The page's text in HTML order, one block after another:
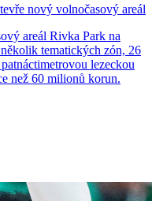
nový volnočasový areál
areál Rivka Park na
tematických zón, 26
lezeckou
než 60 milionů korun.